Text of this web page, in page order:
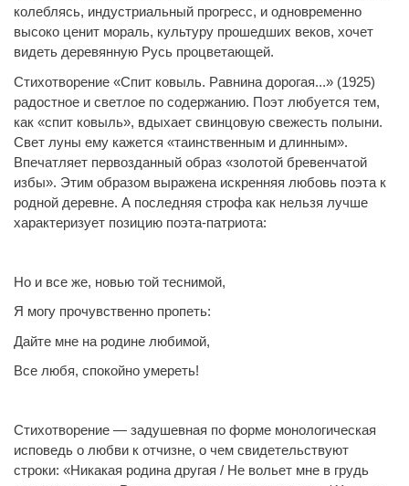
колеблясь, индустриальный прогресс, и одновременно
высоко ценит мораль, культуру прошедших веков, хочет
видеть деревянную Русь процветающей.
Стихотворение «Спит ковыль. Равнина дорогая...» (1925)
радостное и светлое по содержанию. Поэт любуется тем,
как «спит ковыль», вдыхает свинцовую свежесть полыни.
Свет луны ему кажется «таинственным и длинным».
Впечатляет первозданный образ «золотой бревенчатой
избы». Этим образом выражена искренняя любовь поэта к
родной деревне. А последняя строфа как нельзя лучше
характеризует позицию поэта-патриота:
Но и все же, новью той теснимой,
Я могу прочувственно пропеть:
Дайте мне на родине любимой,
Все любя, спокойно умереть!
Стихотворение — задушевная по форме монологическая
исповедь о любви к отчизне, о чем свидетельствуют
строки: «Никакая родина другая / Не вольет мне в грудь